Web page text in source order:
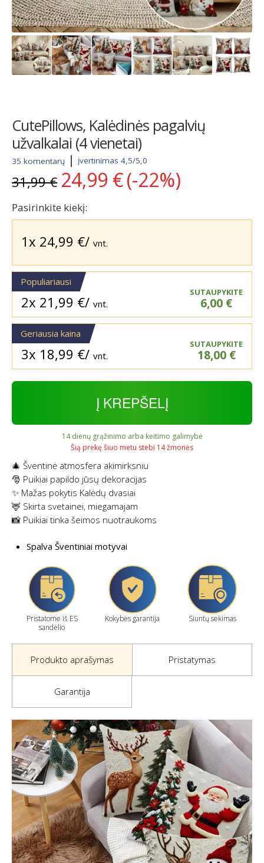
CutePillows, Kalėdinės pagalvių
užvalkalai (4 vienetai)
35 komentarų įvertinimas 4,5/5,0
31,99€ Original
price
was:
31,99 €.
24,99 € Current
price
24,99 €.
(-22%)
Pasirinkite kiekį:
1x 24,99 €/ vnt.
Populiariausi
2x 21,99 €/ vnt.
SUTAUPYKITE
6,00 €
Geriausia kaina
3x 18,99 €/ vnt.
SUTAUPYKITE
18,00 €
Į KREPŠELĮ
14 dienų grąžinimo arba keitimo galimybė
Šią prekę šiuo metu stebi 14 žmonės
🎄 Šventinė atmosfera akimirksniu
🎅 Puikiai papildo jūsų dekoracijas
✨ Mažas pokytis Kalėdų dvasiai
🦌 Skirta svetainei, miegamajam
📸 Puikiai tinka šeimos nuotraukoms
Spalva Šventiniai motyvai
Pristatome iš ES
sandėlio
Kokybės garantija Siuntų sekimas
Produkto aprašymas Pristatymas
Garantija